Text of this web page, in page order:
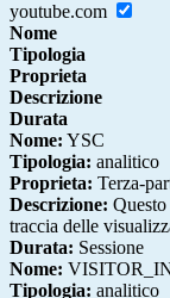
youtube.com
Nome
Tipologia
Proprieta
Descrizione
Durata
Nome: YSC
Tipologia: analitico
Proprieta: Terza-
Descrizione:
traccia delle
Durata: Sessione
Nome:
Tipologia: analitico